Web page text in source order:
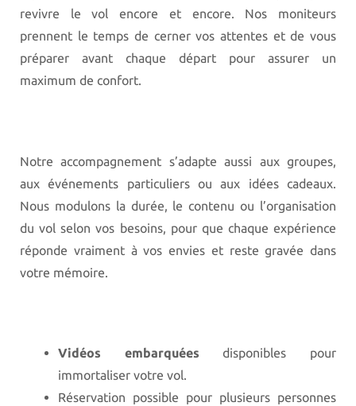
revivre le vol encore et encore. Nos moniteurs
prennent le temps de cerner vos attentes et de vous
préparer avant chaque départ pour assurer un
maximum de confort.
Notre accompagnement s’adapte aussi aux groupes,
aux événements particuliers ou aux idées cadeaux.
Nous modulons la durée, le contenu ou l’organisation
du vol selon vos besoins, pour que chaque expérience
réponde vraiment à vos envies et reste gravée dans
votre mémoire.
Vidéos embarquées disponibles pour
immortaliser votre vol.
Réservation possible pour plusieurs personnes